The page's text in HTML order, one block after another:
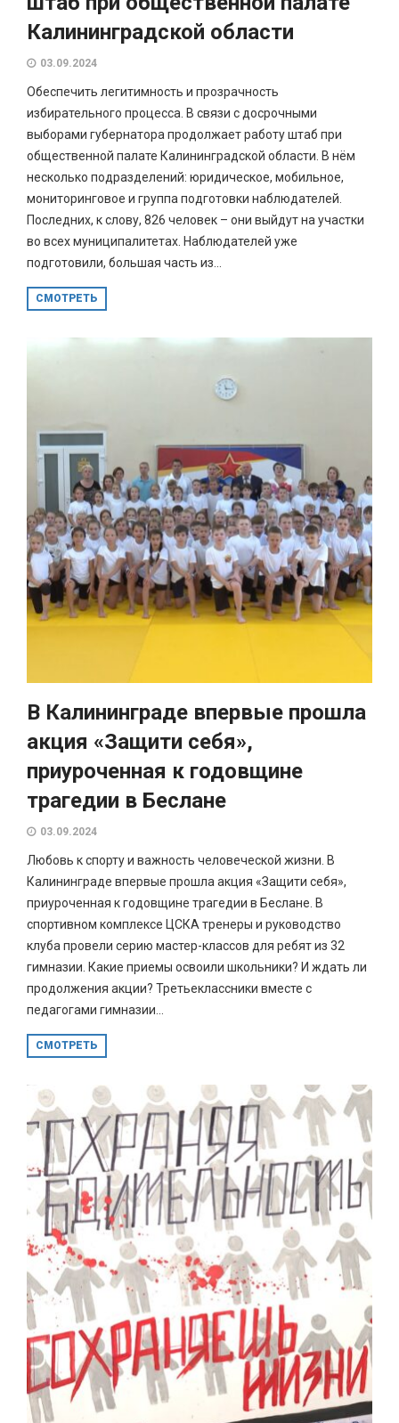
Калининградской области
03.09.2024
Обеспечить легитимность и прозрачность
избирательного процесса. В связи с досрочными
выборами губернатора продолжает работу штаб при
общественной палате Калининградской области. В нём
несколько подразделений: юридическое, мобильное,
мониторинговое и группа подготовки наблюдателей.
Последних, к слову, 826 человек – они выйдут на участки
во всех муниципалитетах. Наблюдателей уже
подготовили, большая часть из...
СМОТРЕТЬ
В Калининграде впервые прошла
акция «Защити себя»,
приуроченная к годовщине
трагедии в Беслане
03.09.2024
Любовь к спорту и важность человеческой жизни. В
Калининграде впервые прошла акция «Защити себя»,
приуроченная к годовщине трагедии в Беслане. В
спортивном комплексе ЦСКА тренеры и руководство
клуба провели серию мастер-классов для ребят из 32
гимназии. Какие приемы освоили школьники? И ждать ли
продолжения акции? Третьеклассники вместе с
педагогами гимназии...
СМОТРЕТЬ